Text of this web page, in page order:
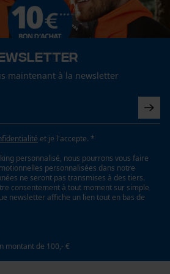
à fermeture éclair, poche
poche Napoléon, poches
poches frontales
maintenant à la newsletter
et je l'accepte. *
personnalisé, nous pourrons vous faire
personnalisées dans notre
ne seront pas transmises à des tiers.
consentement à tout moment sur simple
newsletter affiche un lien tout en bas de
montant de 100,- €
Personalization
Salutation personnelle
YouTube
Maps